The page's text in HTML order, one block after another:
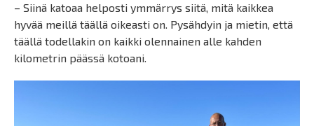
– Siinä katoaa helposti ymmärrys siitä, mitä kaikkea
hyvää meillä täällä oikeasti on. Pysähdyin ja mietin, että
täällä todellakin on kaikki olennainen alle kahden
kilometrin päässä kotoani.